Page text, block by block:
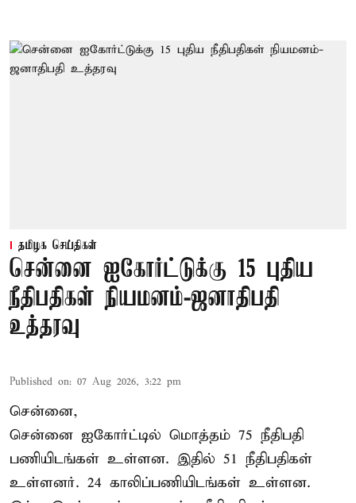
தமிழக செய்திகள்
சென்னை ஐகோர்ட்டுக்கு 15 புதிய
நீதிபதிகள் நியமனம்-ஜனாதிபதி
உத்தரவு
Published on: 07 Aug 2026, 3:22 pm
சென்னை,
சென்னை ஐகோர்ட்டில் மொத்தம் 75 நீதிபதி
பணியிடங்கள் உள்ளன. இதில் 51 நீதிபதிகள்
உள்ளனர். 24 காலிப்பணியிடங்கள் உள்ளன.